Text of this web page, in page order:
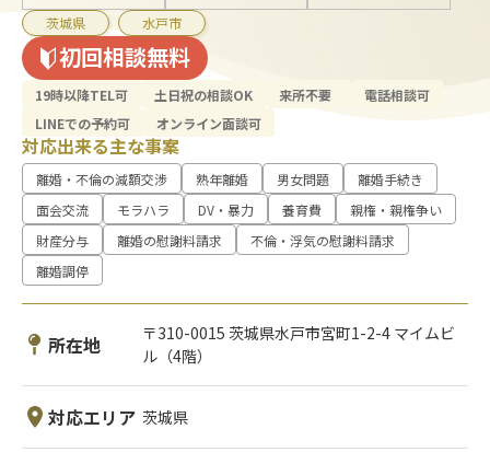
茨城県 水戸市
初回相談無料
19時以降TEL可 土日祝の相談OK 来所不要
電話相談可
LINEでの予約可
オンライン面談可
対応出来る主な事案
離婚・不倫の減額交渉 熟年離婚 男女問題
離婚手続き
面会交流
モラハラ DV・暴力 養育費
親権・親権争い
財産分与
離婚の慰謝料請求
不倫・浮気の慰謝料請求
離婚調停
所在地
〒310-0015 茨城県水戸市宮町1-2-4 マイムビ
ル（4階）
対応エリア 茨城県